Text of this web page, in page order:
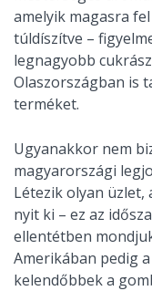
amelyik magasra
túldíszítve –
legnagyobb
Olaszországban is
terméket.
Ugyanakkor nem
magyarországi
Létezik olyan üzlet,
nyit ki – ez az
ellentétben
Amerikában pedig
kelendőbbek a